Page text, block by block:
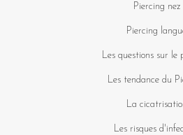
Piercing nez
Piercing
Les questions sur le
Les tendance du
La
Les risques